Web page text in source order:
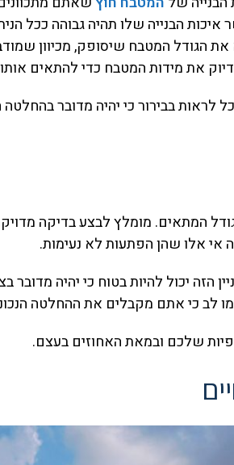
הבנייה שלו תהיה גבוהה ככל
הגודל המטבח שיסופק, מכיוון
את מידות המטבח כדי להתאים
לראות בבירור כי יהיה מדובר
המתאים. מומלץ לבצע בדיקה
אי אלו שהן הפתעות לא נעימות.
הזה יכול להיות בטוח כי יהיה
לב כי אתם מקבלים את ההחלטה
שלכם ובמאת האחוזים בעצם.